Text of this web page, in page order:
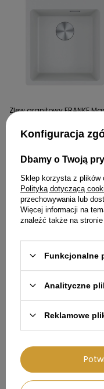
Zlew granitowy FRANKE
MRG 610-39 FTL biały
114.0661.789
1 359,00 zł
114.0661.790
1 359,00 zł
Konfiguracja
Dbamy o Twoją
Sklep korzysta z plików
Polityką dotyczącą
przechowywania lub
Więcej informacji na
znaleźć także na stronie
Funkcjonalne
Analityczne
Reklamowe